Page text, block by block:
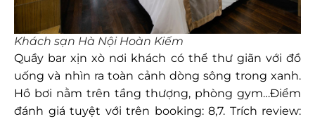
Khách sạn Hà Nội Hoàn Kiếm
Quầy bar xịn xò nơi khách có thể thư giãn với đồ
uống và nhìn ra toàn cảnh dòng sông trong xanh.
Hồ bơi nằm trên tầng thượng, phòng gym…Điểm
đánh giá tuyệt với trên booking: 8,7. Trích review: